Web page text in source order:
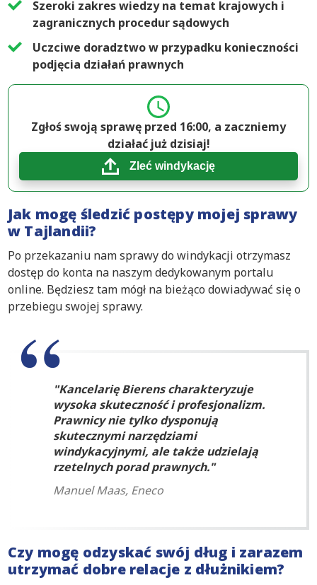
Szeroki zakres wiedzy na temat krajowych i
zagranicznych procedur sądowych
Uczciwe doradztwo w przypadku konieczności
podjęcia działań prawnych
Zgłoś swoją sprawę przed 16:00, a zaczniemy
działać już dzisiaj!
Zleć windykację
Jak mogę śledzić postępy mojej sprawy
w Tajlandii?
Po przekazaniu nam sprawy do windykacji otrzymasz
dostęp do konta na naszym dedykowanym portalu
online. Będziesz tam mógł na bieżąco dowiadywać się o
przebiegu swojej sprawy.
Kancelarię Bierens charakteryzuje
wysoka skuteczność i profesjonalizm.
Prawnicy nie tylko dysponują
skutecznymi narzędziami
windykacyjnymi, ale także udzielają
rzetelnych porad prawnych.
Manuel Maas, Eneco
Czy mogę odzyskać swój dług i zarazem
utrzymać dobre relacje z dłużnikiem?